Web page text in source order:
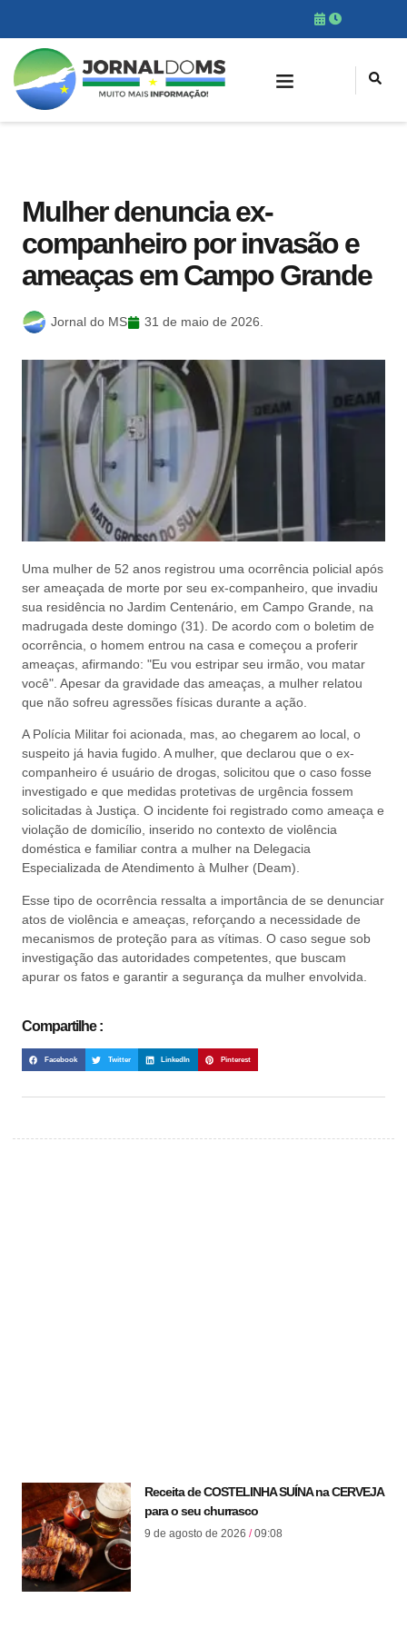
Mulher denuncia ex-
companheiro por invasão e
ameaças em Campo Grande
Jornal do MS 31 de maio de 2026.
Uma mulher de 52 anos registrou uma ocorrência policial após
ser ameaçada de morte por seu ex-companheiro, que invadiu
sua residência no Jardim Centenário, em Campo Grande, na
madrugada deste domingo (31). De acordo com o boletim de
ocorrência, o homem entrou na casa e começou a proferir
ameaças, afirmando: "Eu vou estripar seu irmão, vou matar
você". Apesar da gravidade das ameaças, a mulher relatou
que não sofreu agressões físicas durante a ação.
A Polícia Militar foi acionada, mas, ao chegarem ao local, o
suspeito já havia fugido. A mulher, que declarou que o ex-
companheiro é usuário de drogas, solicitou que o caso fosse
investigado e que medidas protetivas de urgência fossem
solicitadas à Justiça. O incidente foi registrado como ameaça e
violação de domicílio, inserido no contexto de violência
doméstica e familiar contra a mulher na Delegacia
Especializada de Atendimento à Mulher (Deam).
Esse tipo de ocorrência ressalta a importância de se denunciar
atos de violência e ameaças, reforçando a necessidade de
mecanismos de proteção para as vítimas. O caso segue sob
investigação das autoridades competentes, que buscam
apurar os fatos e garantir a segurança da mulher envolvida.
Compartilhe :
Facebook Twitter LinkedIn Pinterest
Receita de COSTELINHA SUÍNA na CERVEJA
para o seu churrasco
9 de agosto de 2026 09:08